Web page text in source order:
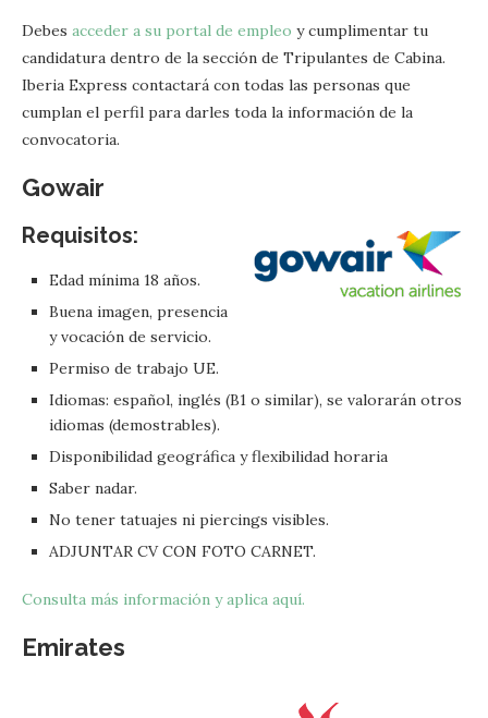
Debes acceder a su portal de empleo y cumplimentar tu
candidatura dentro de la sección de Tripulantes de Cabina.
Iberia Express contactará con todas las personas que
cumplan el perfil para darles toda la información de la
convocatoria.
Gowair
Requisitos:
Edad mínima 18 años.
Buena imagen, presencia
y vocación de servicio.
Permiso de trabajo UE.
Idiomas: español, inglés (B1 o similar), se valorarán otros
idiomas (demostrables).
Disponibilidad geográfica y flexibilidad horaria
Saber nadar.
No tener tatuajes ni piercings visibles.
ADJUNTAR CV CON FOTO CARNET.
Consulta más información y aplica aquí.
Emirates